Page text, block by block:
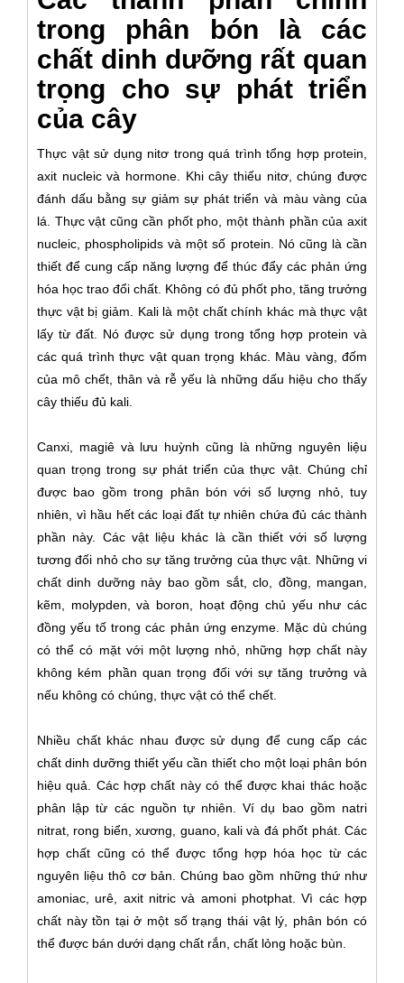
trong phân bón là các
chất dinh dưỡng rất quan
trọng cho sự phát triển
của cây
Thực vật sử dụng nitơ trong quá trình tổng hợp protein,
axit nucleic và hormone. Khi cây thiếu nitơ, chúng được
đánh dấu bằng sự giảm sự phát triển và màu vàng của
lá. Thực vật cũng cần phốt pho, một thành phần của axit
nucleic, phospholipids và một số protein. Nó cũng là cần
thiết để cung cấp năng lượng để thúc đẩy các phản ứng
hóa học trao đổi chất. Không có đủ phốt pho, tăng trưởng
thực vật bị giảm. Kali là một chất chính khác mà thực vật
lấy từ đất. Nó được sử dụng trong tổng hợp protein và
các quá trình thực vật quan trọng khác. Màu vàng, đốm
của mô chết, thân và rễ yếu là những dấu hiệu cho thấy
cây thiếu đủ kali.
Canxi, magiê và lưu huỳnh cũng là những nguyên liệu
quan trọng trong sự phát triển của thực vật. Chúng chỉ
được bao gồm trong phân bón với số lượng nhỏ, tuy
nhiên, vì hầu hết các loại đất tự nhiên chứa đủ các thành
phần này. Các vật liệu khác là cần thiết với số lượng
tương đối nhỏ cho sự tăng trưởng của thực vật. Những vi
chất dinh dưỡng này bao gồm sắt, clo, đồng, mangan,
kẽm, molypden, và boron, hoạt động chủ yếu như các
đồng yếu tố trong các phản ứng enzyme. Mặc dù chúng
có thể có mặt với một lượng nhỏ, những hợp chất này
không kém phần quan trọng đối với sự tăng trưởng và
nếu không có chúng, thực vật có thể chết.
Nhiều chất khác nhau được sử dụng để cung cấp các
chất dinh dưỡng thiết yếu cần thiết cho một loại phân bón
hiệu quả. Các hợp chất này có thể được khai thác hoặc
phân lập từ các nguồn tự nhiên. Ví dụ bao gồm natri
nitrat, rong biển, xương, guano, kali và đá phốt phát. Các
hợp chất cũng có thể được tổng hợp hóa học từ các
nguyên liệu thô cơ bản. Chúng bao gồm những thứ như
amoniac, urê, axit nitric và amoni photphat. Vì các hợp
chất này tồn tại ở một số trạng thái vật lý, phân bón có
thể được bán dưới dạng chất rắn, chất lỏng hoặc bùn.